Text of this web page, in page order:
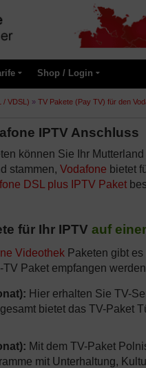
Shop / Login
/ VDSL) » TV Pakete (Pay TV) für den
IPTV Anschluss
können Sie Ihr
stammen, Vodafone bietet
DSL plus IPTV Paket
für Ihr IPTV auf
Videothek Paketen gibt
Paket empfangen
Hier erhalten Sie TV-
bietet das TV-Paket
Mit dem TV-Paket
mit Unterhaltung,